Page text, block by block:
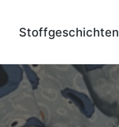
Stoffgeschichten